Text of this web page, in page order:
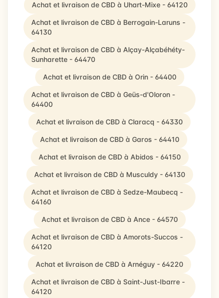
Achat et livraison de CBD à Uhart-Mixe - 64120
Achat et livraison de CBD à Berrogain-Laruns -
64130
Achat et livraison de CBD à Alçay-Alçabéhéty-
Sunharette - 64470
Achat et livraison de CBD à Orin - 64400
Achat et livraison de CBD à Geüs-d'Oloron -
64400
Achat et livraison de CBD à Claracq - 64330
Achat et livraison de CBD à Garos - 64410
Achat et livraison de CBD à Abidos - 64150
Achat et livraison de CBD à Musculdy - 64130
Achat et livraison de CBD à Sedze-Maubecq -
64160
Achat et livraison de CBD à Ance - 64570
Achat et livraison de CBD à Amorots-Succos -
64120
Achat et livraison de CBD à Arnéguy - 64220
Achat et livraison de CBD à Saint-Just-Ibarre -
64120